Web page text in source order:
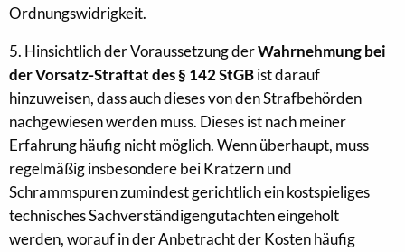
Ordnungswidrigkeit.
5. Hinsichtlich der Voraussetzung derWahrnehmung bei
der Vorsatz-Straftat des § 142 StGBist darauf
hinzuweisen, dass auch dieses von den Strafbehörden
nachgewiesen werden muss. Dieses ist nach meiner
Erfahrung häufig nicht möglich. Wenn überhaupt, muss
regelmäßig insbesondere bei Kratzern und
Schrammspuren zumindest gerichtlich ein kostspieliges
technisches Sachverständigengutachten eingeholt
werden, worauf in der Anbetracht der Kosten häufig